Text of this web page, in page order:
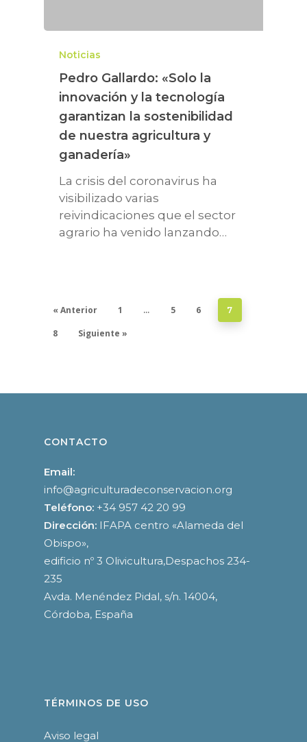
Noticias
Pedro Gallardo: «Solo la
innovación y la tecnología
garantizan la sostenibilidad
de nuestra agricultura y
ganadería»
La crisis del coronavirus ha
visibilizado varias
reivindicaciones que el sector
agrario ha venido lanzando…
« Anterior 1 … 5 6 7
8 Siguiente »
CONTACTO
Email:
info@agriculturadeconservacion.org
Teléfono: +34 957 42 20 99
Dirección: IFAPA centro «Alameda del
Obispo»,
edificio nº 3 Olivicultura,Despachos 234-
235
Avda. Menéndez Pidal, s/n. 14004,
Córdoba, España
TÉRMINOS DE USO
Aviso legal